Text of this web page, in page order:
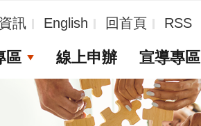
訊 English 回首頁 RSS
區 線上申辦 宣導專區